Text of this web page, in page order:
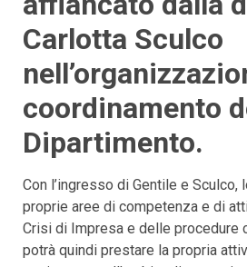
Carlotta Sculco
coordinamento
Dipartimento.
Con l’ingresso di Gentile e Sculco,
proprie aree di competenza e di
Crisi di Impresa e delle procedure
potrà quindi prestare la propria